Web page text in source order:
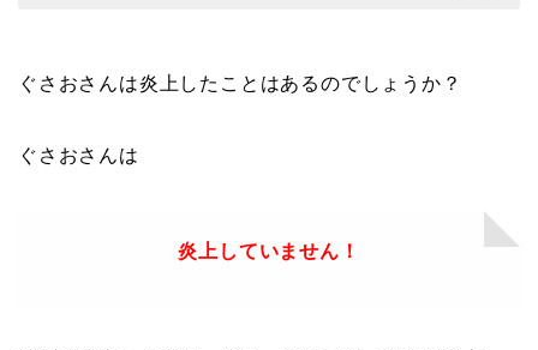
ぐさおさんは炎上したことはあるのでしょうか？
ぐさおさんは
炎上していません！